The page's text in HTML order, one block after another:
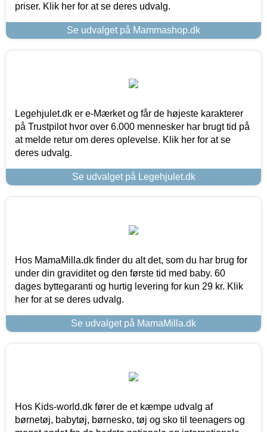
priser. Klik her for at se deres udvalg.
Se udvalget på Mammashop.dk
Legehjulet.dk er e-Mærket og får de højeste karakterer
på Trustpilot hvor over 6.000 mennesker har brugt tid på
at melde retur om deres oplevelse. Klik her for at se
deres udvalg.
Se udvalget på Legehjulet.dk
Hos MamaMilla.dk finder du alt det, som du har brug for
under din graviditet og den første tid med baby. 60
dages byttegaranti og hurtig levering for kun 29 kr. Klik
her for at se deres udvalg.
Se udvalget på MamaMilla.dk
Hos Kids-world.dk fører de et kæmpe udvalg af
børnetøj, babytøj, børnesko, tøj og sko til teenagers og